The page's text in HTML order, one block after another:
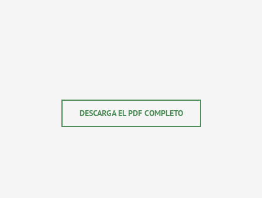
DESCARGA EL PDF COMPLETO